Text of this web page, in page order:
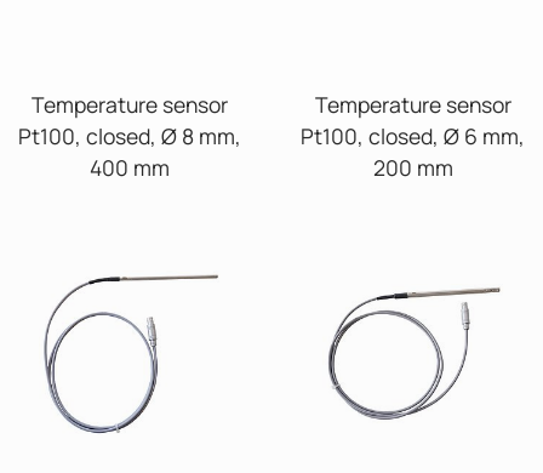
Temperature sensor
Pt100, closed, Ø 8 mm,
400 mm
Temperature sensor
Pt100, closed, Ø 6 mm,
200 mm